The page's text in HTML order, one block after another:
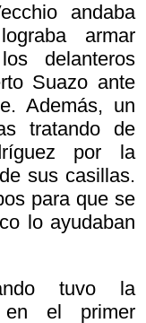
andaba
armar
delanteros
Suazo ante
Además, un
tratando de
por la
sus casillas.
para que se
lo ayudaban
tuvo la
en el primer